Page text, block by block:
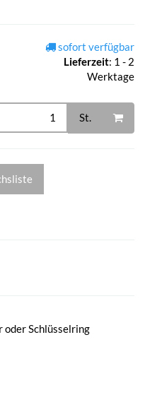
sofort verfügbar
Lieferzeit: 1 - 2
Werktage
St.
oder Schlüsselring